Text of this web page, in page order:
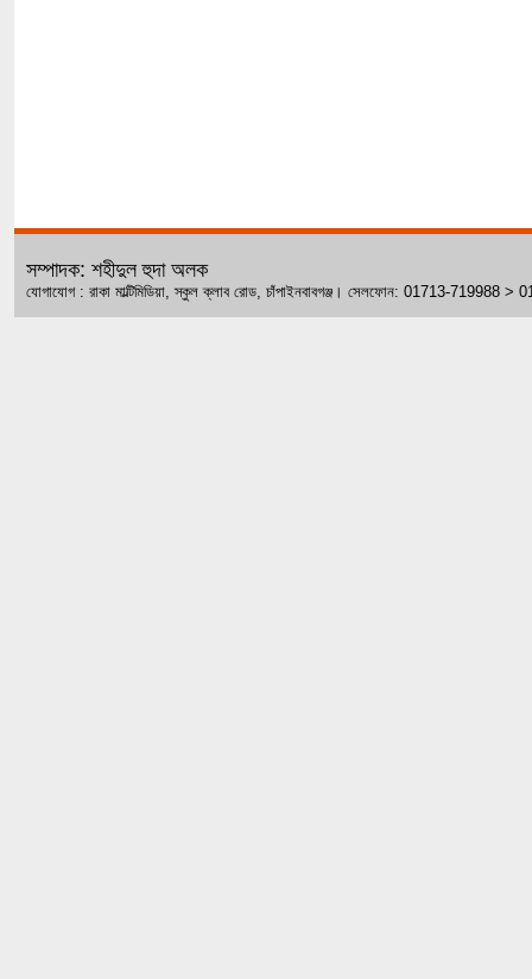
সম্পাদক: শহীদুল হুদা অলক
যোগাযোগ : রাকা মাল্টিমিডিয়া, স্কুল ক্লাব রোড, চাঁপাইনবাবগঞ্জ। সেলফোন: 01713-